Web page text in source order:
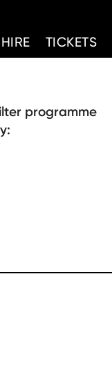
TICKETS
programme